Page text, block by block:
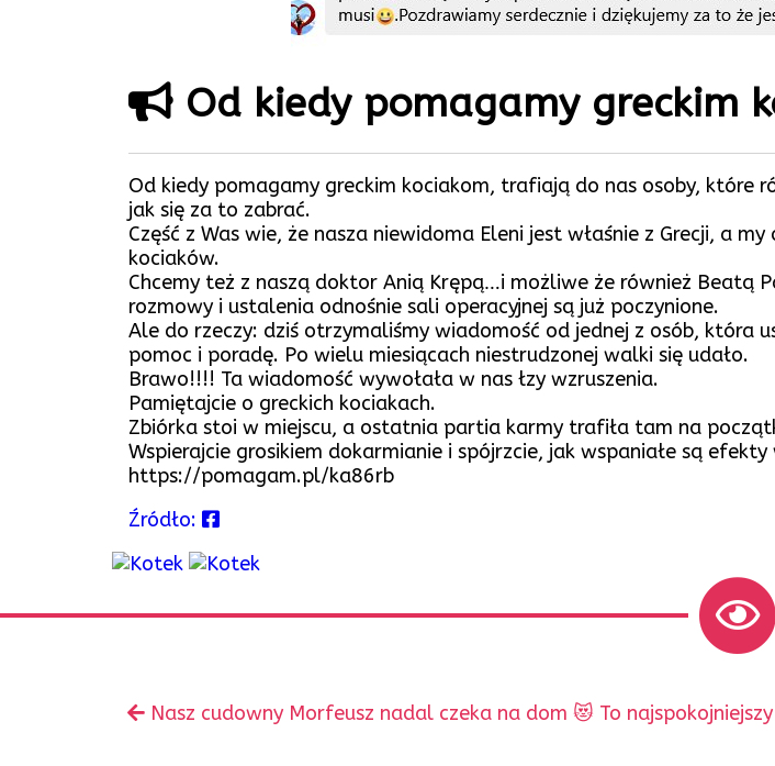
Od kiedy pomagamy greckim
Od kiedy pomagamy greckim kociakom, trafiają do nas osoby, które
jak się za to zabrać.
Część z Was wie, że nasza niewidoma Eleni jest właśnie z Grecji, a
kociaków.
Chcemy też z naszą doktor Anią Krępą…i możliwe że również Beatą
rozmowy i ustalenia odnośnie sali operacyjnej są już poczynione.
Ale do rzeczy: dziś otrzymaliśmy wiadomość od jednej z osób, która
pomoc i poradę. Po wielu miesiącach niestrudzonej walki się udało.
Brawo!!!! Ta wiadomość wywołała w nas łzy wzruszenia.
Pamiętajcie o greckich kociakach.
Zbiórka stoi w miejscu, a ostatnia partia karmy trafiła tam na
Wspierajcie grosikiem dokarmianie i spójrzcie, jak wspaniałe są
https://pomagam.pl/ka86rb
Źródło:
inne
Poprzedni
Nasz cudowny Morfeusz nadal czeka na dom 😻 To